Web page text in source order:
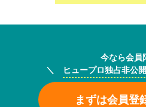
今なら会員
＼
ヒュープロ独占非公
まずは会員登